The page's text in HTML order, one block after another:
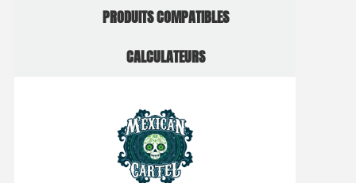
PRODUITS COMPATIBLES
CALCULATEURS